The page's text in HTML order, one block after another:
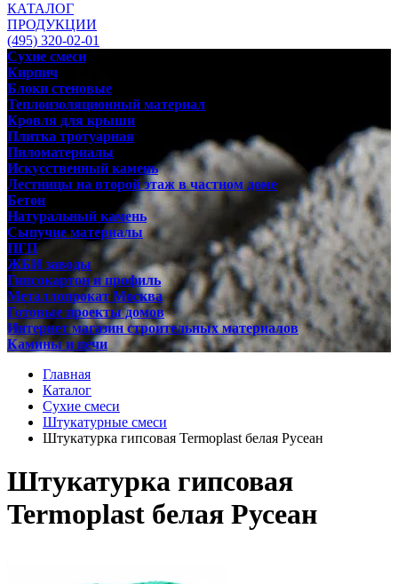
КАТАЛОГ
ПРОДУКЦИИ
(495) 320-02-01
Сухие смеси
Кирпич
Блоки стеновые
Теплоизоляционный материал
Кровля для крыши
Плитка тротуарная
Пиломатериалы
Искусственный камень
Лестницы на второй этаж в частном доме
Бетон
Натуральный камень
Сыпучие материалы
ПГП
ЖБИ заводы
Гипсокартон и профиль
Металлопрокат Москва
Готовые проекты домов
Интернет магазин строительных материалов
Камины и печи
Главная
Каталог
Сухие смеси
Штукатурные смеси
Штукатурка гипсовая Termoplast белая Русеан
Штукатурка гипсовая
Termoplast белая Русеан